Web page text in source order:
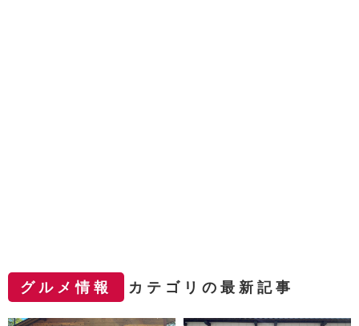
グルメ情報 カテゴリの最新記事